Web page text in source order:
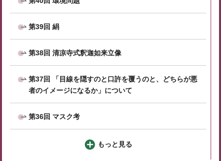
第39回 絹
第38回 清凉寺式釈迦如来立像
第37回 「目線を隠すのと口許を覆うのと、どちらが悪
者のイメージになるか」について
第36回 マスク考
もっと見る